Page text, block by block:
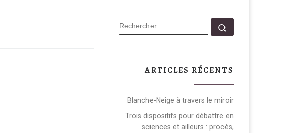
RECHERCHER
ARTICLES RÉCENTS
Blanche-Neige à travers le miroir
Trois dispositifs pour débattre en
sciences et ailleurs : procès,